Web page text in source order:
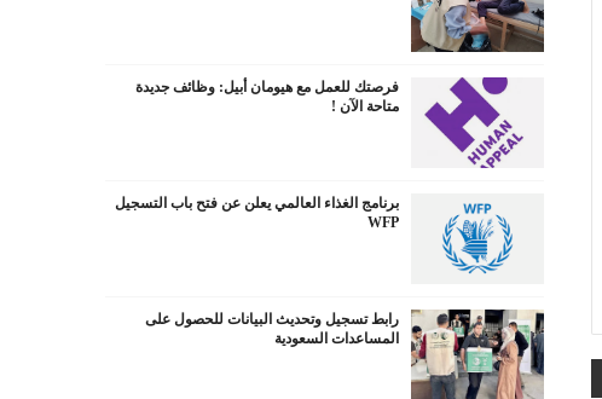
فرصتك للعمل مع هيومان أبيل: وظائف جديدة
متاحة الآن !
برنامج الغذاء العالمي يعلن عن فتح باب التسجيل
WFP
رابط تسجيل وتحديث البيانات للحصول على
المساعدات السعودية